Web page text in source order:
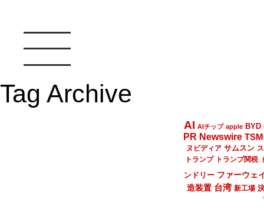
Tag Archive
AI AIチップ apple BYD
PR Newswire
ヌビディア サムスン
トランプ
トランプ関税
ンドリー ファーウェ
造装置 台湾 新工場